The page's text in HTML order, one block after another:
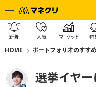
新着 人気 マーケット 特
HOME ポートフォリオのすすめ
選挙イヤ